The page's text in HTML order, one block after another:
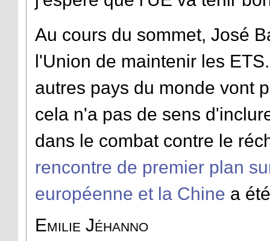
Au cours du sommet, José
l'Union de maintenir les
autres pays du monde vont
cela n'a pas de sens
dans le combat contre le
rencontre de premier plan
européenne et la Chine a
Emilie Jéhanno